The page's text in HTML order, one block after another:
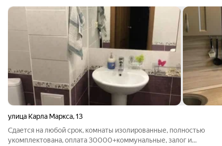
улица Карла Маркса,13
Сдается на любой срок, комнаты изолированные, полностью
укомплектована, оплата 30000+коммунальные, залог и